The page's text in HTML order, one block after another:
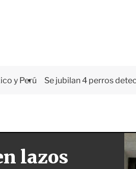
y Perú Se jubilan 4 perros
lazos